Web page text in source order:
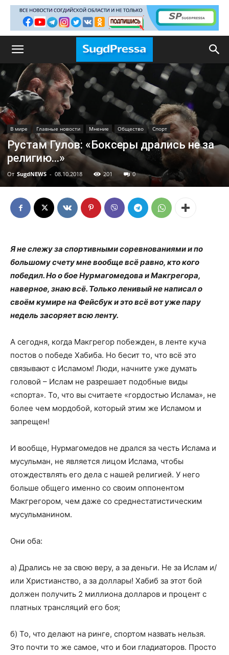
В мире Главные новости Мнение Общество Спорт
Рустам Гулов: «Боксеры дрались не за
религию…»
От SugdNEWS - 08.10.2018 201 0
Я не слежу за спортивными соревнованиями и по
большому счету мне вообще всё равно, кто кого
победил. Но о бое Нурмагомедова и Макгрегора,
наверное, знаю всё. Только ленивый не написал о
своём кумире на Фейсбук и это всё вот уже пару
недель засоряет всю ленту.
А сегодня, когда Макгрегор побежден, в ленте куча
постов о победе Хабиба. Но бесит то, что всё это
связывают с Исламом! Люди, начните уже думать
головой – Ислам не разрешает подобные виды
«спорта». То, что вы считаете «гордостью Ислама», не
более чем мордобой, который этим же Исламом и
запрещен!
И вообще, Нурмагомедов не дрался за честь Ислама и
мусульман, не является лицом Ислама, чтобы
отождествлять его дела с нашей религией. У него
больше общего именно со своим оппонентом
Макгрегором, чем даже со среднестатистическим
мусульманином.
Они оба:
а) Дрались не за свою веру, а за деньги. Не за Ислам и/
или Христианство, а за доллары! Хабиб за этот бой
должен получить 2 миллиона долларов и процент с
платных трансляций его боя;
б) То, что делают на ринге, спортом назвать нельзя.
Это почти то же самое, что и бои гладиаторов. Просто